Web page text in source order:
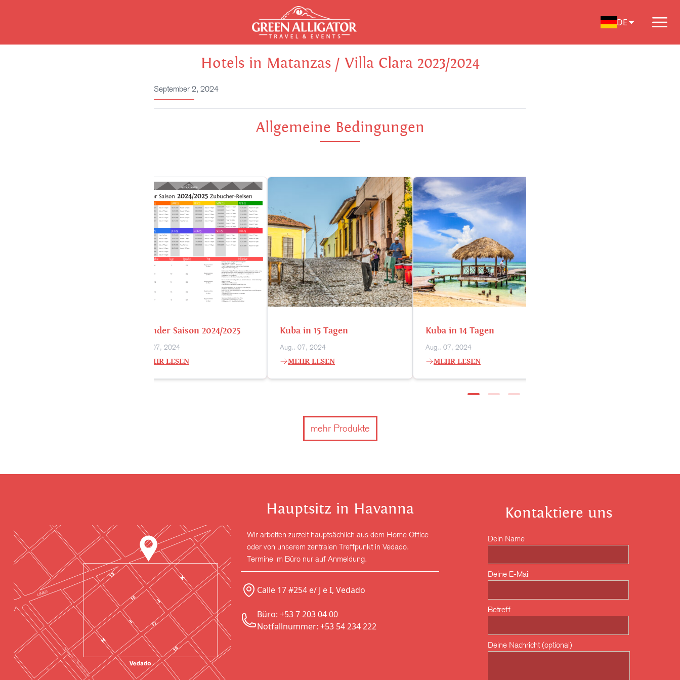
DE
Hotels in Matanzas / Villa Clara 2023/2024
September 2, 2024
Allgemeine Bedingungen
Kalender Saison 2024/2025
Aug.. 07, 2024
MEHR LESEN
Kuba in 15 Tagen
Aug.. 07, 2024
MEHR LESEN
Kuba in 14 Tagen
Aug.. 07, 2024
MEHR LESEN
mehr Produkte
Hauptsitz in Havanna
Wir arbeiten zurzeit hauptsächlich aus dem Home Office
oder von unserem zentralen Treffpunkt in Vedado.
Termine im Büro nur auf Anmeldung.
Calle 17 #254 e/ J e I, Vedado
Büro: +53 7 203 04 00
Notfallnummer: +53 54 234 222
Kontaktiere uns
Dein Name
Deine E-Mail
Betreff
Deine Nachricht (optional)